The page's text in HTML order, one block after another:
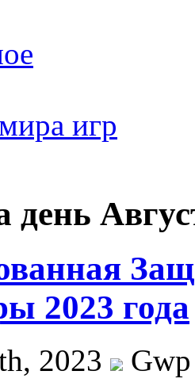
игр
день
2023 года
2023
Gwp